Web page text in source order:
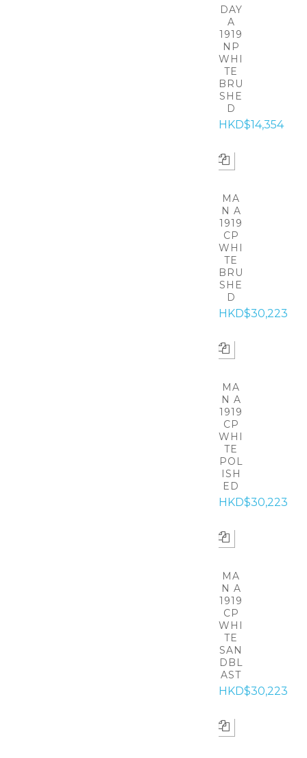
DAY
A
1919
NP
WHI
TE
BRU
SHE
D
HKD$14,354
MA
N A
1919
CP
WHI
TE
BRU
SHE
D
HKD$30,223
MA
N A
1919
CP
WHI
TE
POL
ISH
ED
HKD$30,223
MA
N A
1919
CP
WHI
TE
SAN
DBL
AST
HKD$30,223